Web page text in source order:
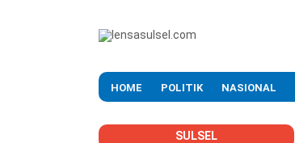
HOME POLITIK NASIONAL
SULSEL